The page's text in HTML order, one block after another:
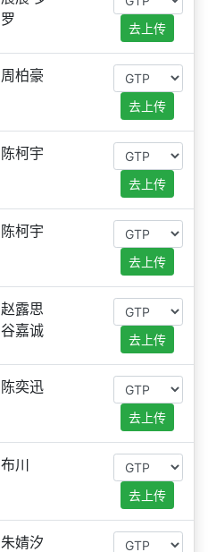
罗
去上传
周柏豪
去上传
陈柯宇
去上传
陈柯宇
去上传
赵露思
谷嘉诚
去上传
陈奕迅
去上传
布川
去上传
朱婧汐